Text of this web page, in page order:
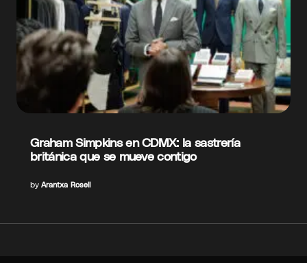
Graham Simpkins en CDMX: la sastrería
británica que se mueve contigo
by Arantxa Rosell